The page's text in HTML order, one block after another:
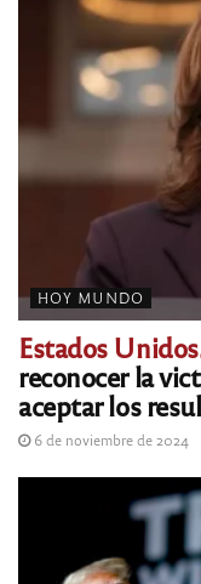
HOY MUNDO
Estados
reconocer la
aceptar los
6 de noviembre de 2024